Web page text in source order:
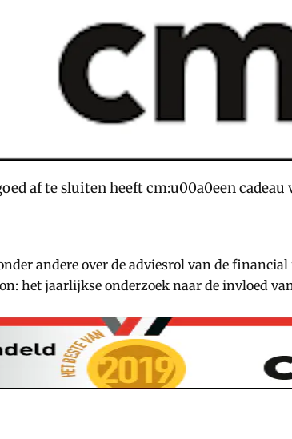
af te sluiten heeft cm:u00a0een cadeau
andere over de adviesrol van de
het jaarlijkse onderzoek naar de invloed